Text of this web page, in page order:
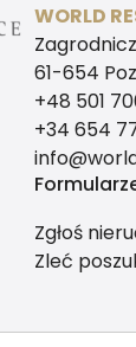
WORLD
61-654
+48 501
+34 654
Zgłoś
Zleć